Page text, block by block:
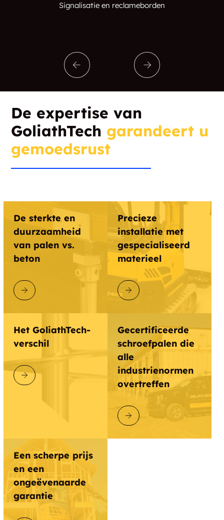
Signalisatie en reclameborden
De expertise van
GoliathTech garandeert u
gemoedsrust
De sterkte en
duurzaamheid
van palen vs.
beton
ONTDEK GOLIATHTECH
Precieze
installatie met
gespecialiseerd
materieel
ONTDEK GOLIATHTECH
Het GoliathTech-
verschil
ONTDEK GOLIATHTECH
Gecertificeerde
schroefpalen die
alle
industrienormen
overtreffen
ONTDEK GOLIATHTECH
Een scherpe prijs
en een
ongeëvenaarde
garantie